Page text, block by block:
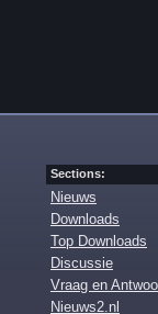
Sections:
Nieuws
Downloads
Top Downloads
Discussie
Vraag en
Nieuws2.nl